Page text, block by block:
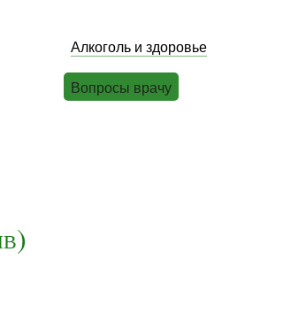
Алкоголь и здоровье
Вопросы врачу